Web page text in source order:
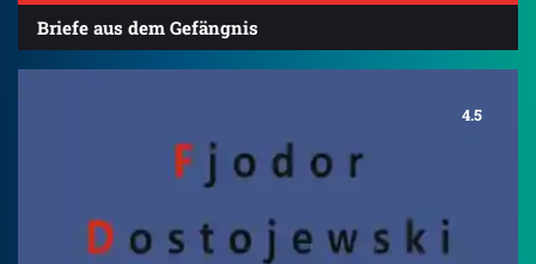
Briefe aus dem Gefängnis
4.5